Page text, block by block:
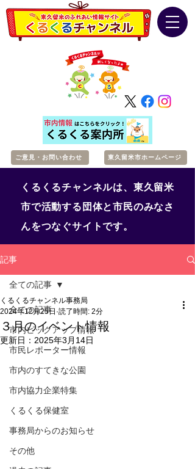
ご意見・お問い合わせ 東久留米市ホームページ
くるくるチャンネルは、東久留米
市で活動する団体と市民のみなさ
んをつなぐサイトです。
記事
全ての記事
市内ピックアップ情報
市民レポーター情報
市内のすてきな公園
市内協力企業特集
くるくる保健室
事務局からのお知らせ
その他
全ての記事
３月のイベント情報
くるくるチャンネル事務局
2024年12月25日 読了時間: 2分
更新日： 2025年3月14日